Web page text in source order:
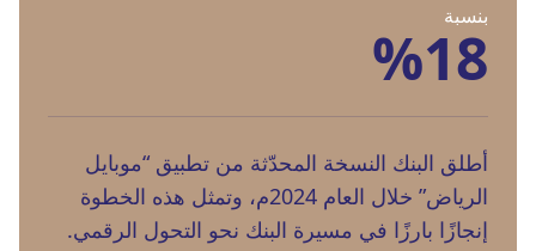
بنسبة
%18
أطلق البنك النسخة المحدّثة من تطبيق “موبايل
الرياض” خلال العام 2024م، وتمثل هذه الخطوة
إنجازًا بارزًا في مسيرة البنك نحو التحول الرقمي.